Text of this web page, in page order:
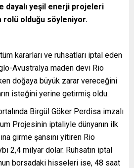
dayalı yeşil enerji projeleri
rolü olduğu söyleniyor.
kararları ve ruhsatları iptal eden
Avustralya maden devi Rio
doğaya büyük zarar vereceğini
isteğini yerine getirmiş oldu.
Birgül Göker Perdisa imzalı
Projesinin iptaliyle dünyanın ilk
girme şansını yitiren Rio
2,4 milyar dolar. Ruhsatın iptal
borsadaki hisseleri ise, 48 saat